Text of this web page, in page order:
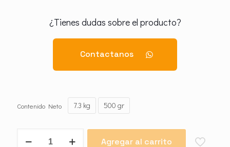
¿Tienes dudas sobre el producto?
Contactanos
Contenido Neto 7.3 kg 500 gr
Pasta
Agregar al carrito